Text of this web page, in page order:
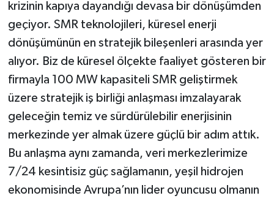
krizinin kapıya dayandığı devasa bir dönüşümden
geçiyor. SMR teknolojileri, küresel enerji
dönüşümünün en stratejik bileşenleri arasında yer
alıyor. Biz de küresel ölçekte faaliyet gösteren bir
firmayla 100 MW kapasiteli SMR geliştirmek
üzere stratejik iş birliği anlaşması imzalayarak
geleceğin temiz ve sürdürülebilir enerjisinin
merkezinde yer almak üzere güçlü bir adım attık.
Bu anlaşma aynı zamanda, veri merkezlerimize
7/24 kesintisiz güç sağlamanın, yeşil hidrojen
ekonomisinde Avrupa’nın lider oyuncusu olmanın